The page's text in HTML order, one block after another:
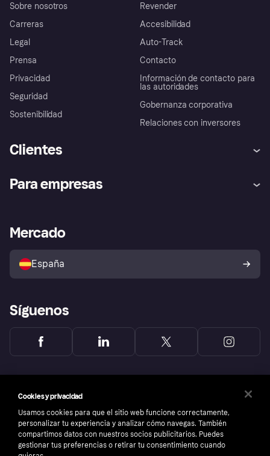
Sobre nosotros
Carreras
Legal
Prensa
Privacidad
Seguridad
Sostenibilidad
Revender
Accesibilidad
Auto-Track
Contacto
Información de contacto para
las autoridades
Gobernanza corporativa
Relaciones con inversores
Clientes
Inicio de sesión
Directorio de tiendas
Política de protección al
comprador de Klarna
Reclamaciones
Para empresas
Acceso empresas
Mercado
España
Síguenos
Cookies y privacidad
Usamos cookies para que el sitio web funcione correctamente,
personalizar tu experiencia y analizar cómo navegas. También
compartimos datos con nuestros socios publicitarios. Puedes
gestionar tus preferencias o retirar tu consentimiento cuando